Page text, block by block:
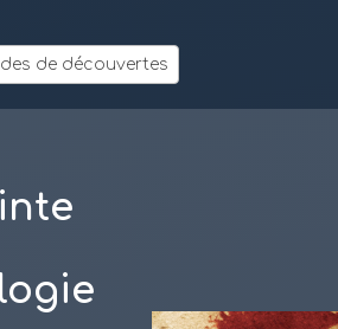
de découvertes